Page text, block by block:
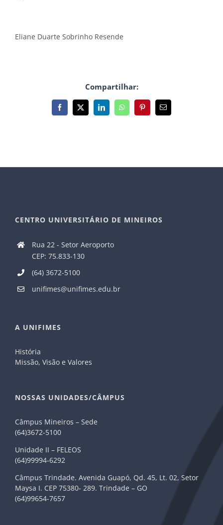
Eliane Duarte Sobrinho Resende
Compartilhar:
Facebook
X LinkedInWhatsAppPinterest
E-
mail
CENTRO UNIVERSITÁRIO DE MINEIROS
Rua 22 - Setor Aeroporto
CEP: 75.833-130
(64) 3672-5100
unifimes@unifimes.edu.br
A UNIFIMES
História
Missão, Visão e Valores
NOSSAS UNIDADES/CÂMPUS
Câmpus Mineiros – Sede
(64)3672-5100
Unidade II – FELEOS
(64)99994-6292
Câmpus Trindade. Avenida Guapó, Qd. 45, Lt. 02, Setor
Maysa I. CEP 75380- 289. Trindade – GO
(64)99654-7657